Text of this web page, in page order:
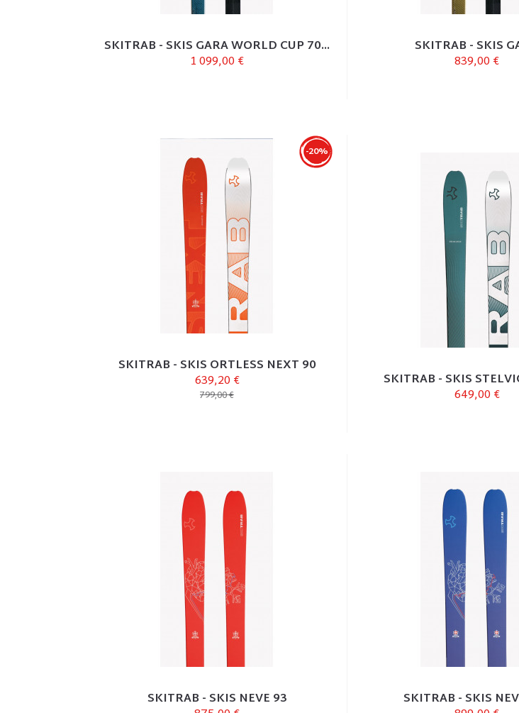
SKITRAB - SKIS GARA WORLD CUP 70...
1 099,00 €
SKITRAB - SKIS
839,00 €
-20%
SKITRAB - SKIS ORTLESS NEXT 90
639,20 €
799,00 €
SKITRAB - SKIS
649,00 €
SKITRAB - SKIS NEVE 93 SKITRAB - SKIS